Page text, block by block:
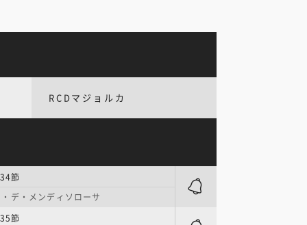
RCDマジョルカ
節
デ・メンディソローサ
節